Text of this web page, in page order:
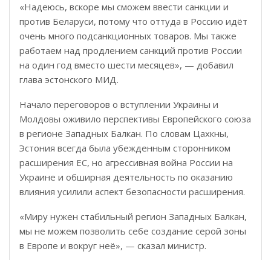
«Надеюсь, вскоре мы сможем ввести санкции и
против Беларуси, потому что оттуда в Россию идёт
очень много подсанкционных товаров. Мы также
работаем над продлением санкций против России
на один год вместо шести месяцев», — добавил
глава эстонского МИД.
Начало переговоров о вступлении Украины и
Молдовы оживило перспективы Европейского союза
в регионе Западных Балкан. По словам Цахкны,
Эстония всегда была убежденным сторонником
расширения ЕС, но агрессивная война России на
Украине и обширная деятельность по оказанию
влияния усилили аспект безопасности расширения.
«Миру нужен стабильный регион Западных Балкан,
мы не можем позволить себе создание серой зоны
в Европе и вокруг неё», — сказал министр.